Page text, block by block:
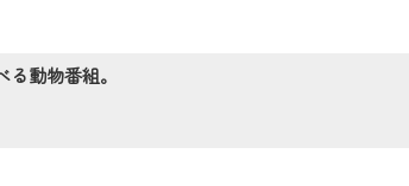
動物番組。
ス中」になり、ご利用いただけません。
くお願いいたします。